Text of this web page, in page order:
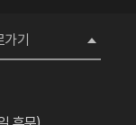
기